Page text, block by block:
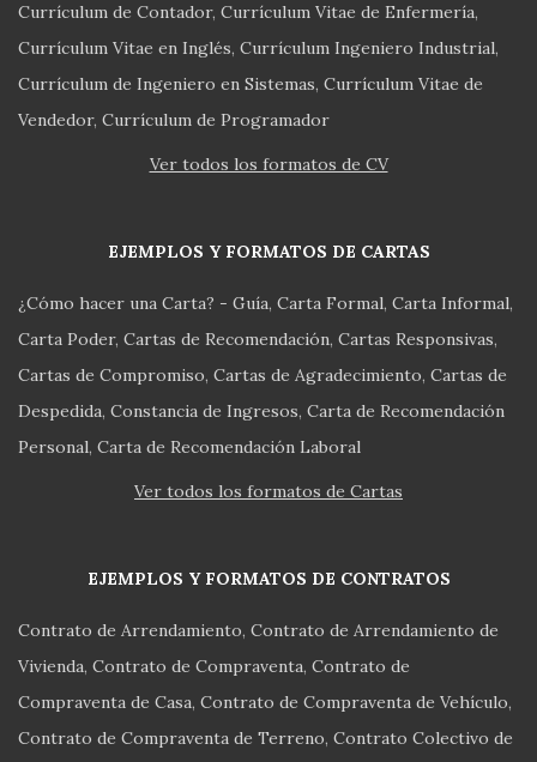
Currículum de Contador Currículum Vitae de Enfermería
Currículum Vitae en Inglés Currículum Ingeniero Industrial
Currículum de Ingeniero en Sistemas Currículum Vitae de
Vendedor Currículum de Programador
Ver todos los formatos de CV
EJEMPLOS Y FORMATOS DE CARTAS
¿Cómo hacer una Carta? - Guía Carta Formal Carta Informal
Carta Poder Cartas de Recomendación Cartas Responsivas
Cartas de Compromiso Cartas de Agradecimiento Cartas de
Despedida Constancia de Ingresos Carta de Recomendación
Personal Carta de Recomendación Laboral
Ver todos los formatos de Cartas
EJEMPLOS Y FORMATOS DE CONTRATOS
Contrato de Arrendamiento Contrato de Arrendamiento de
Vivienda Contrato de Compraventa Contrato de
Compraventa de Casa Contrato de Compraventa de Vehículo
Contrato de Compraventa de Terreno Contrato Colectivo de